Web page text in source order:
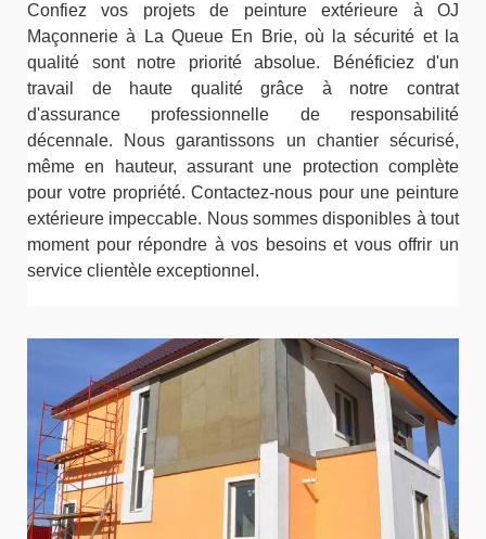
Confiez vos projets de peinture extérieure à OJ
Maçonnerie à La Queue En Brie, où la sécurité et la
qualité sont notre priorité absolue. Bénéficiez d'un
travail de haute qualité grâce à notre contrat
d'assurance professionnelle de responsabilité
décennale. Nous garantissons un chantier sécurisé,
même en hauteur, assurant une protection complète
pour votre propriété. Contactez-nous pour une peinture
extérieure impeccable. Nous sommes disponibles à tout
moment pour répondre à vos besoins et vous offrir un
service clientèle exceptionnel.